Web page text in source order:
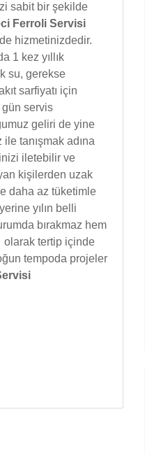
sabit bir şekilde
Ferroli Servisi
hizmetinizdedir.
1 kez yıllık
su, gerekse
sarfiyatı için
gün servis
geliri de yine
tanışmak adına
iletebilir ve
kişilerden uzak
daha az tüketimle
yılın belli
bırakmaz hem
olarak tertip içinde
tempoda projeler